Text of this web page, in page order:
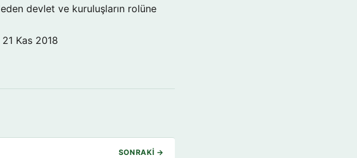
devlet ve kuruluşların rolüne
21 Kas 2018
SONRAKI →